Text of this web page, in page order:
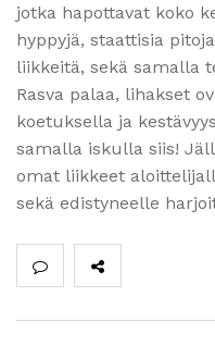
jotka hapottavat koko
hyppyjä, staattisia
liikkeitä, sekä samalla
Rasva palaa, lihakset
koetuksella ja
samalla iskulla siis!
omat liikkeet
sekä edistyneelle